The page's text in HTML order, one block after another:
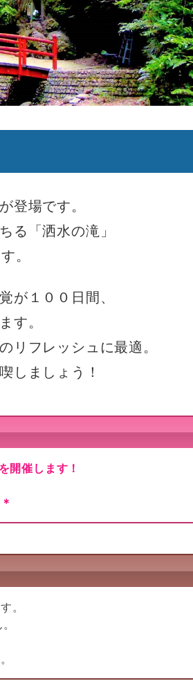
登場です。
る「洒水の滝」
。
が１００日間、
す。
フレッシュに最適。
しましょう！
開催します！
。